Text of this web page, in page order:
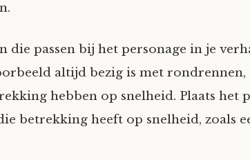
die passen bij het personage in je
altijd bezig is met
hebben op snelheid. Plaats het
betrekking heeft op snelheid, zoals